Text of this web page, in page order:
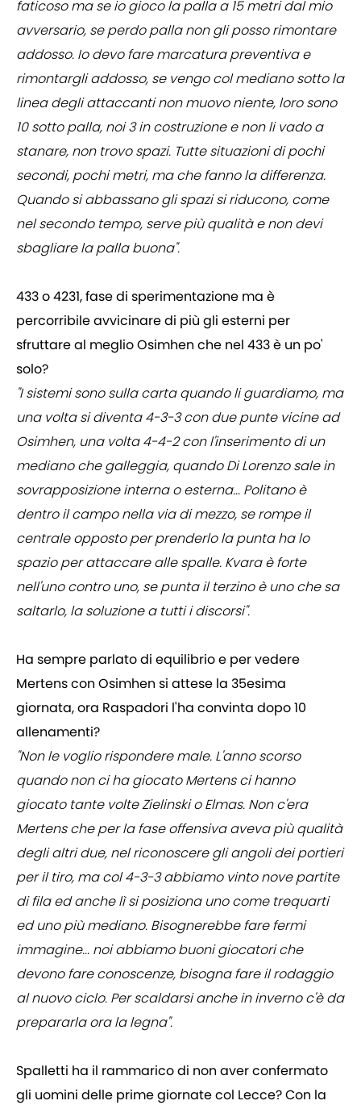
faticoso ma se io gioco la palla a 15 metri dal mio
avversario, se perdo palla non gli posso rimontare
addosso. Io devo fare marcatura preventiva e
rimontargli addosso, se vengo col mediano sotto la
linea degli attaccanti non muovo niente, loro sono
10 sotto palla, noi 3 in costruzione e non li vado a
stanare, non trovo spazi. Tutte situazioni di pochi
secondi, pochi metri, ma che fanno la differenza.
Quando si abbassano gli spazi si riducono, come
nel secondo tempo, serve più qualità e non devi
sbagliare la palla buona".
433 o 4231, fase di sperimentazione ma è
percorribile avvicinare di più gli esterni per
sfruttare al meglio Osimhen che nel 433 è un po'
solo?
"I sistemi sono sulla carta quando li guardiamo, ma
una volta si diventa 4-3-3 con due punte vicine ad
Osimhen, una volta 4-4-2 con l'inserimento di un
mediano che galleggia, quando Di Lorenzo sale in
sovrapposizione interna o esterna... Politano è
dentro il campo nella via di mezzo, se rompe il
centrale opposto per prenderlo la punta ha lo
spazio per attaccare alle spalle. Kvara è forte
nell'uno contro uno, se punta il terzino è uno che sa
saltarlo, la soluzione a tutti i discorsi".
Ha sempre parlato di equilibrio e per vedere
Mertens con Osimhen si attese la 35esima
giornata, ora Raspadori l'ha convinta dopo 10
allenamenti?
"Non le voglio rispondere male. L'anno scorso
quando non ci ha giocato Mertens ci hanno
giocato tante volte Zielinski o Elmas. Non c'era
Mertens che per la fase offensiva aveva più qualità
degli altri due, nel riconoscere gli angoli dei portieri
per il tiro, ma col 4-3-3 abbiamo vinto nove partite
di fila ed anche lì si posiziona uno come trequarti
ed uno più mediano. Bisognerebbe fare fermi
immagine... noi abbiamo buoni giocatori che
devono fare conoscenze, bisogna fare il rodaggio
al nuovo ciclo. Per scaldarsi anche in inverno c'è da
prepararla ora la legna".
Spalletti ha il rammarico di non aver confermato
gli uomini delle prime giornate col Lecce? Con la